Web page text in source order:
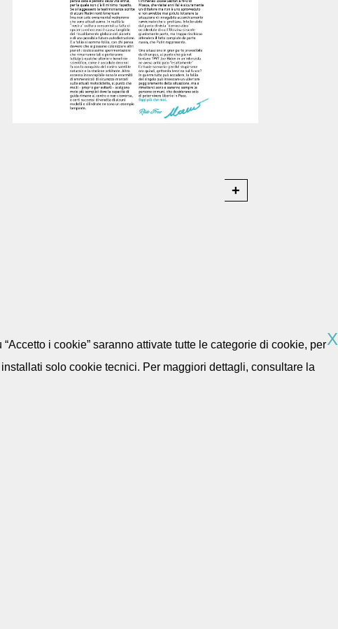
X
i cookie” saranno attivate tutte le categorie di cookie, per
solo cookie tecnici. Per maggiori dettagli, consultare la